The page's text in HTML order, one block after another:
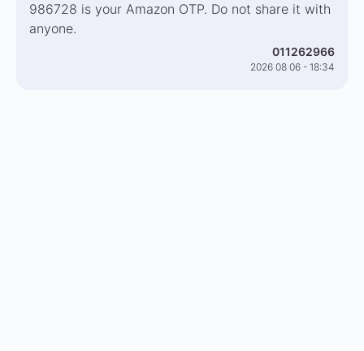
986728 is your Amazon OTP. Do not share it with
anyone.
011262966
2026 08 06 - 18:34